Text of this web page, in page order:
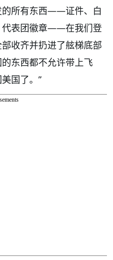
的所有东西——证件、白
代表团徽章——在我们登
收齐并扔进了舷梯底部
东西都不允许带上飞
国了。”